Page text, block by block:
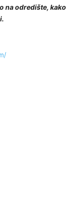
na odredište, kako